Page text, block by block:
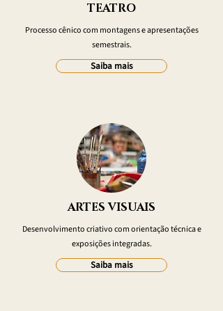
TEATRO
Processo cênico com montagens e apresentações
semestrais.
Saiba mais
ARTES VISUAIS
Desenvolvimento criativo com orientação técnica e
exposições integradas.
Saiba mais